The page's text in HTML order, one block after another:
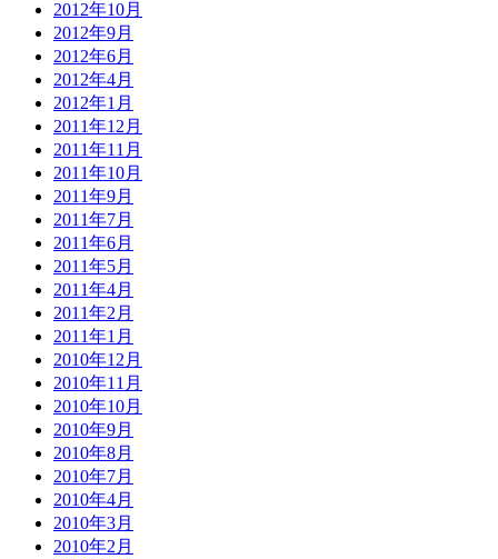
2012年10月
2012年9月
2012年6月
2012年4月
2012年1月
2011年12月
2011年11月
2011年10月
2011年9月
2011年7月
2011年6月
2011年5月
2011年4月
2011年2月
2011年1月
2010年12月
2010年11月
2010年10月
2010年9月
2010年8月
2010年7月
2010年4月
2010年3月
2010年2月